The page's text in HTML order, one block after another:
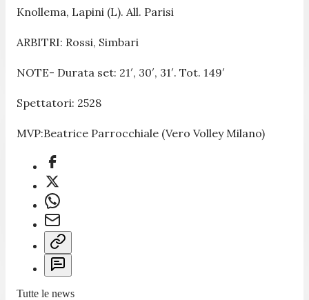
Knollema, Lapini (L). All. Parisi
ARBITRI: Rossi, Simbari
NOTE- Durata set: 21′, 30′, 31′. Tot. 149′
Spettatori: 2528
MVP:Beatrice Parrocchiale (Vero Volley Milano)
Tutte le news